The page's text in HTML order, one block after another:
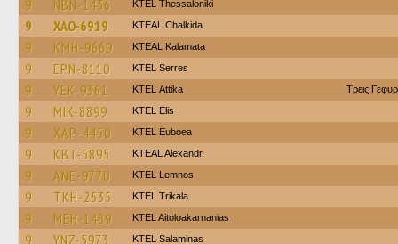
9 NBN-1436 KTEL Thessaloniki
9 XAO-6919 KTEAL Chalkida
9 KMH-9669 KTEAL Kalamata
9 EPN-8110 KTEL Serres
9 YEK-9361 KΤΕL Αttika Τρεις
9 MIK-8899 KTEL Elis
9 XAP-4450 ΚΤΕL Euboea
9 KBT-5895 KTEAL Alexandr.
9 ANE-9770 KTEL Lemnos
9 TKH-2535 ΚΤΕL Τrikala
9 MEH-1489 KTEL Aitoloakarnanias
9 YNZ-5973 KTEL Salaminas